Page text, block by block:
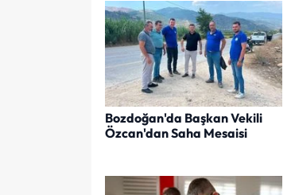
Bozdoğan'da Başkan Vekili
Özcan'dan Saha Mesaisi